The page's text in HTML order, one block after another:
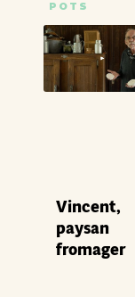
POTS
Vincent,
paysan
fromager